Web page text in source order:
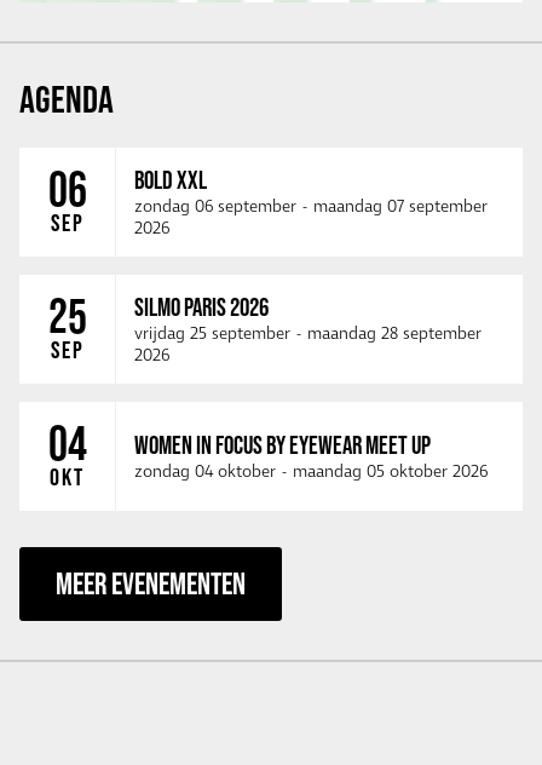
AGENDA
06
SEP
BOLD XXL
zondag 06 september - maandag 07 september
2026
25
SEP
SILMO PARIS 2026
vrijdag 25 september - maandag 28 september
2026
04
OKT
WOMEN IN FOCUS BY EYEWEAR MEET UP
zondag 04 oktober - maandag 05 oktober 2026
MEER EVENEMENTEN